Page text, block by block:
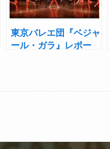
東京バレエ団『ベジャ
ール・ガラ』レポー